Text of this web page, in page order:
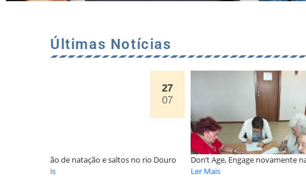
Últimas Notícias
Don’t Age, Engage novamente na Santa Casa
Ler Mais
Oficina de Construção
Ler Mais